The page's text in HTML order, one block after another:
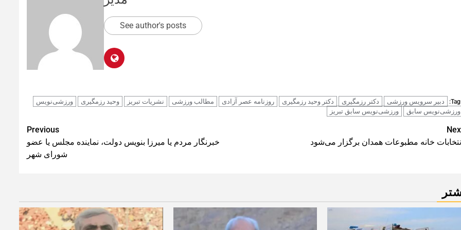
See author's posts
دبیر سرویس ورزشی دکتر رزمگیری دکتر وحید رزمگیری روزنامه عصر آزادی مطالب ورزشی نشریات تبریز وحید رزمگیری
ورزشی‌نویس
ورزشی‌نویس سابق
ورزشی‌نویس سابق تبریز
Previous
خبرنگار مردم یا میرزا بنویس دولت، نماینده مجلس یا عضو
شورای شهر
انتخابات خانه مطبوعات همدان برگزار می‌شود